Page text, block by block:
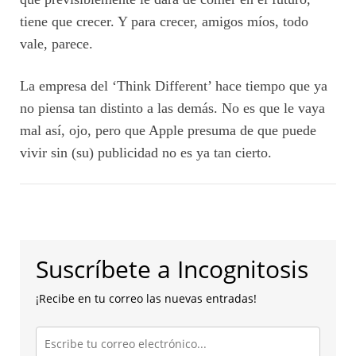
tiene que crecer. Y para crecer, amigos míos, todo
vale, parece.
La empresa del ‘Think Different’ hace tiempo que ya
no piensa tan distinto a las demás. No es que le vaya
mal así, ojo, pero que Apple presuma de que puede
vivir sin (su) publicidad no es ya tan cierto.
Suscríbete a Incognitosis
¡Recibe en tu correo las nuevas entradas!
Escribe
tu